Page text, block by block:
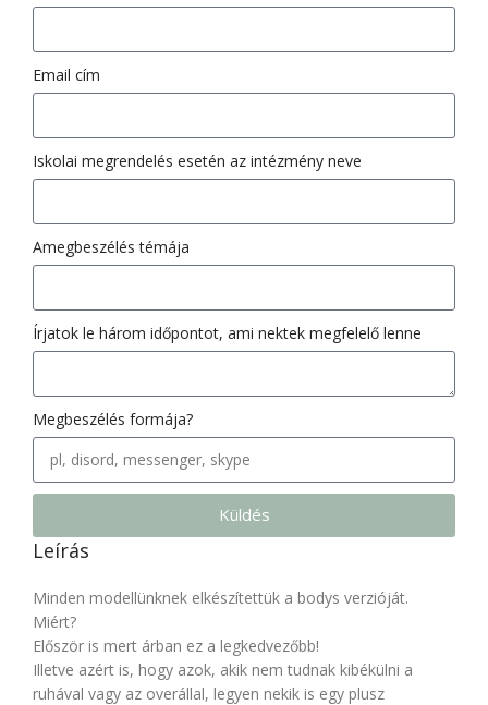
Email cím
Iskolai megrendelés esetén az intézmény neve
Amegbeszélés témája
Írjatok le három időpontot, ami nektek megfelelő lenne
Megbeszélés formája?
Küldés
Leírás
Minden modellünknek elkészítettük a bodys verzióját.
Miért?
Először is mert árban ez a legkedvezőbb!
Illetve azért is, hogy azok, akik nem tudnak kibékülni a
ruhával vagy az overállal, legyen nekik is egy plusz